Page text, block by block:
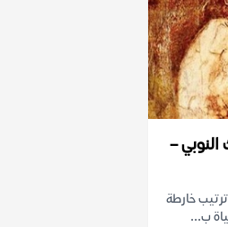
–
خارطة
ب...